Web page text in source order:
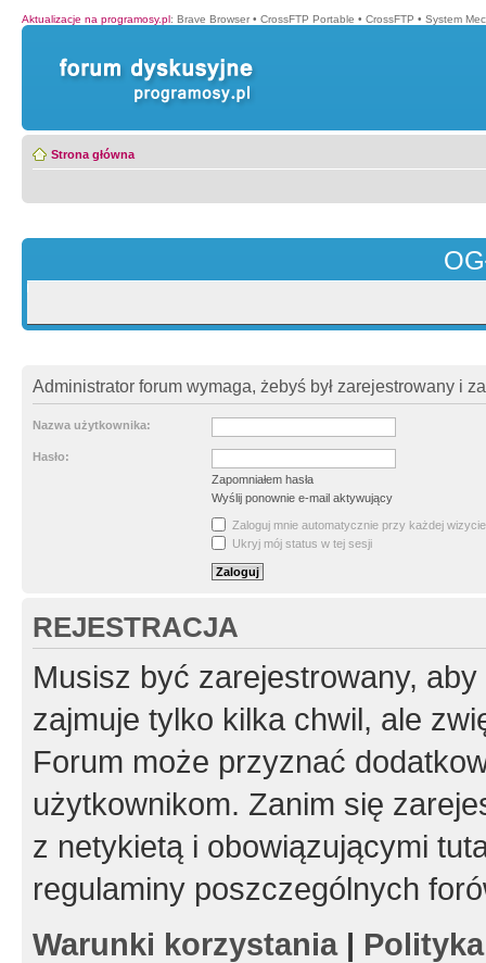
Aktualizacje na programosy.pl: Brave Browser • CrossFTP Portable • CrossFTP • System
Strona główna
Administrator forum wymaga, żebyś był zarejestrowany i
Nazwa użytkownika:
Hasło:
Zapomniałem hasła
Wyślij ponownie e-mail aktywujący
Zaloguj mnie automatycznie przy każdej wizycie
Ukryj mój status w tej sesji
REJESTRACJA
Musisz być zarejestrowany,
zajmuje tylko kilka chwil, ale
Forum może przyznać
użytkownikom. Zanim się
z netykietą i obowiązującymi
regulaminy poszczególnych
Warunki korzystania|